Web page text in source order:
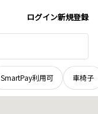
ログイン新規登録
SmartPay利用可 車椅子